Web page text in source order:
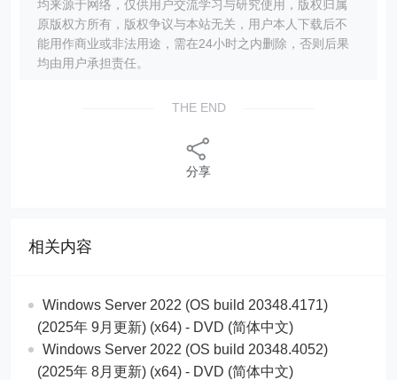
均来源于网络，仅供用户交流学习与研究使用，版权归属
原版权方所有，版权争议与本站无关，用户本人下载后不
能用作商业或非法用途，需在24小时之内删除，否则后果
均由用户承担责任。
THE END
分享
相关内容
Windows Server 2022 (OS build 20348.4171)
(2025年 9月更新) (x64) - DVD (简体中文)
Windows Server 2022 (OS build 20348.4052)
(2025年 8月更新) (x64) - DVD (简体中文)